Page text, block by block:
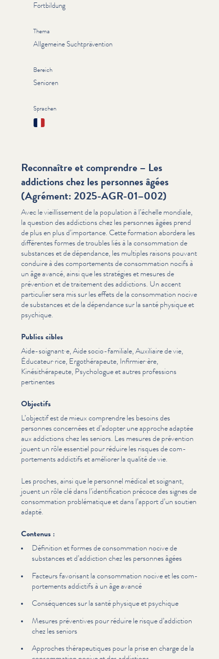
Fortbildung
Thema
Allgemeine Suchtprävention
Bereich
Senioren
Sprachen
Français
Reconnaître et comprendre – Les
addictions chez les personnes âgées
(Agrément: 2025-AGR-01–002)
Avec le vieil­lisse­ment de la population à l’échelle mondiale,
la question des addictions chez les personnes âgées prend
de plus en plus d’im­por­tance. Cette formation abordera les
différentes formes de troubles liés à la con­som­ma­tion de
substances et de dépendance, les multiples raisons pouvant
conduire à des com­porte­ments de con­som­ma­tion nocifs à
un âge avancé, ainsi que les stratégies et mesures de
prévention et de traitement des addictions. Un accent
particulier sera mis sur les effets de la con­som­ma­tion nocive
de substances et de la dépendance sur la santé physique et
psychique.
Publics cibles
Aide-soignant·e, Aide socio-familiale, Auxiliaire de vie,
Éducateur·rice, Ergothérapeute, Infirmier·ère,
Kinésithérapeute, Psychologue et autres professions
pertinentes
Objectifs
L’objectif est de mieux comprendre les besoins des
personnes concernées et d’adopter une approche adaptée
aux addictions chez les seniors. Les mesures de prévention
jouent un rôle essentiel pour réduire les risques de com­
porte­ments addictifs et améliorer la qualité de vie.
Les proches, ainsi que le personnel médical et soignant,
jouent un rôle clé dans l’identification précoce des signes de
con­som­ma­tion prob­lé­ma­tique et dans l’apport d’un soutien
adapté.
Contenus :
Définition et formes de con­som­ma­tion nocive de
substances et d’addiction chez les personnes âgées
Facteurs favorisant la con­som­ma­tion nocive et les com­
porte­ments addictifs à un âge avancé
Con­séquences sur la santé physique et psychique
Mesures préventives pour réduire le risque d’addiction
chez les seniors
Approches thérapeu­tiques pour la prise en charge de la